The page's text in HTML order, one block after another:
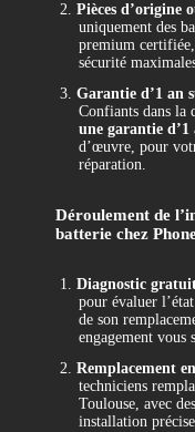
2. Pièces d’origine
uniquement des
premium
sécurité
3. Garantie d’1 an
Confiants dans la
une garantie d’1
d’œuvre, pour
réparation.
Déroulement de
batterie chez
1. Diagnostic
pour évaluer
de son
engagement vous
2. Remplacement
techniciens
Toulouse, avec
installation